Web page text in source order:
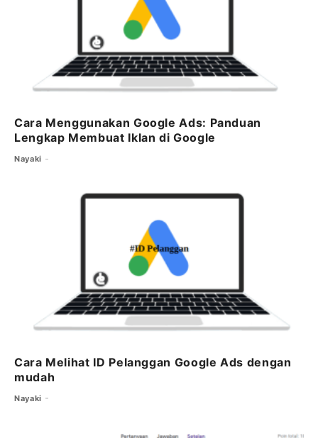
Cara Menggunakan Google Ads: Panduan
Lengkap Membuat Iklan di Google
Nayaki
Cara Melihat ID Pelanggan Google Ads dengan
mudah
Nayaki